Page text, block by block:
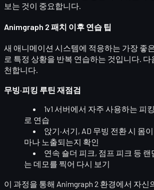
보는 것이 중요합니다.
Animgraph 2 패치 이후 연습 팁
새 애니메이션 시스템에 적응하는 가장 좋
로 특정 상황을 반복 연습하는 것입니다. 다
천합니다.
무빙·피킹 루틴 재점검
1v1 서버에서 자주 사용하는 피
로 연습
앉기·서기, AD 무빙 전환 시 몸
마나 노출되는지 확인
연속 숄더 피크, 점프 피크 등
는 데모를 찍어 다시 보기
이 과정을 통해 Animgraph 2 환경에서 자신